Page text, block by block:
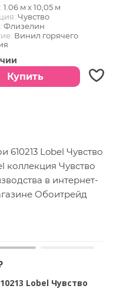
1.06 м х 10,05 м
Чувство
Флизелин
Винил горячего
Купить
Lobel Чувство